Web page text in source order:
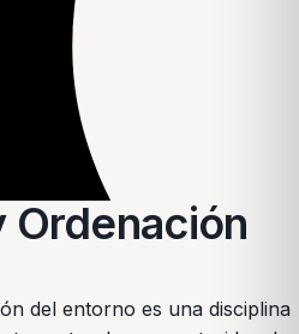
Ordenación
del entorno es una disciplina